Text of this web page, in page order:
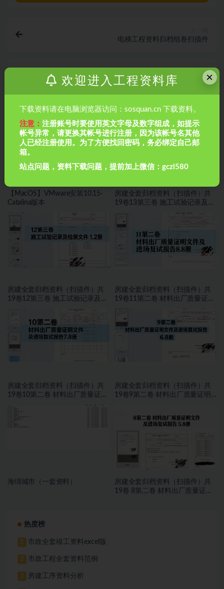
电梯工程资料归档组卷扫描件
主体结构工序报验资料：检验批及原始记录、隐蔽工程
相关文章
【MacOS】VMware安装10.15-
Catalina版本
房建全套归档资料（扫描件）共
19卷13第三卷 施工试验记录及检
房建全套归档资料（扫描件）共
19卷12第三卷 施工试验记录及检
房建全套归档资料（扫描件）共
19卷11第二卷 材料出厂质量证明
房建全套归档资料（扫描件）共
19卷10第二卷 材料出厂质量证明
房建全套归档资料（扫描件）共
19卷9第二卷 材料出厂质量证明
海绵城市（一套资料）
房建全套归档资料（扫描件）共
19卷 8第二卷 材料出厂质量证明
热度榜
1 市政全套竣工资料excel版
2 市政工程全套资料范例
3 房建工序资料分析
×
欢迎进入工程资料库
下载资料请在电脑浏览器访问：sosquan.cn 下载资料。
注意：注册账号时要使用英文字母及数字组成，如提示
帐号异常，请更换其帐号进行注册，因为该帐号名其他
人已经注册使用。为了方便找回密码，务必绑定自己邮
箱。
站点问题，资料下载问题，提前加上微信：gczl580